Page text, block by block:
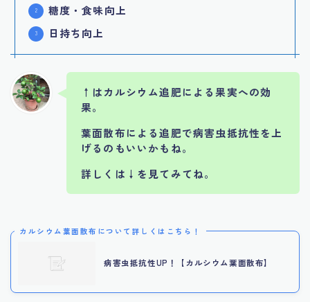
糖度・食味向上
日持ち向上
↑はカルシウム追肥による果実への効
果。
葉面散布による追肥で病害虫抵抗性を上
げるのもいいかもね。
詳しくは↓を見てみてね。
カルシウム葉面散布について詳しくはこちら！
病害虫抵抗性UP！【カルシウム葉面散布】